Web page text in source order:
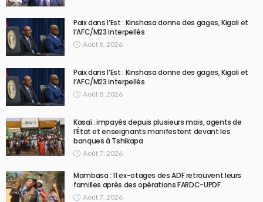
Paix dans l’Est : Kinshasa donne des gages, Kigali et
l’AFC/M23 interpellés
Août 8, 2026
Paix dans l’Est : Kinshasa donne des gages, Kigali et
l’AFC/M23 interpellés
Août 8, 2026
Kasaï : impayés depuis plusieurs mois, agents de
l’État et enseignants manifestent devant les
banques à Tshikapa
Août 7, 2026
Mambasa : 11 ex-otages des ADF retrouvent leurs
familles après des opérations FARDC-UPDF
Août 7, 2026